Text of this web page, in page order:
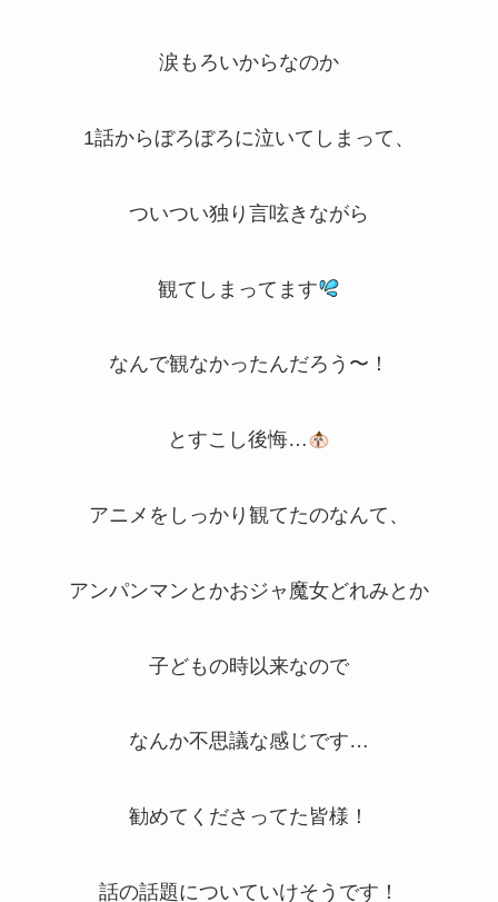
涙もろいからなのか
1話からぼろぼろに泣いてしまって、
ついつい独り言呟きながら
観てしまってます
なんで観なかったんだろう〜！
とすこし後悔…
アニメをしっかり観てたのなんて、
アンパンマンとかおジャ魔女どれみとか
子どもの時以来なので
なんか不思議な感じです…
勧めてくださってた皆様！
話の話題についていけそうです！